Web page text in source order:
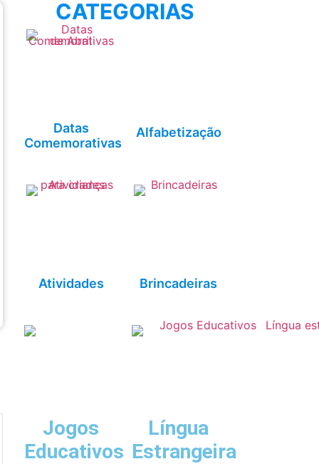
CATEGORIAS
Datas
Comemorativas
Alfabetização
Atividades Brincadeiras
Jogos
Educativos
Língua
Estrangeira